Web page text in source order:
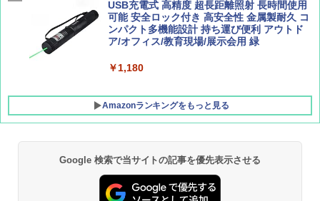
広げるだけ パッとサッとテント キューブワ
イド ブラックコーティング フルクローズ メ
ッシュ 4人用 簡単設置 ポップアップテント P
ATCW-150B エクルベージュ
￥-
USB充電式 高精度 超長距離照射 長時間使用
可能 安全ロック付き 高安全性 金属製耐久 コ
ンパクト多機能設計 持ち運び便利 アウトド
ア/オフィス/教育現場/展示会用 緑
￥1,180
Amazonランキングをもっと見る
Google 検索で当サイトの記事を優先表示させる